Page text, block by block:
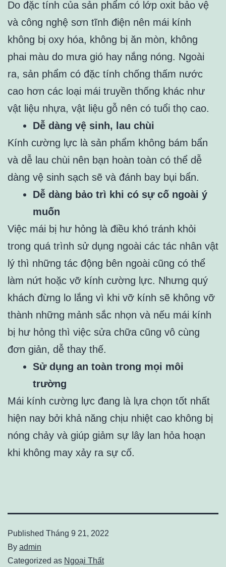
Do đặc tính của sản phẩm có lớp oxit bảo vệ
và công nghệ sơn tĩnh điện nên mái kính
không bị oxy hóa, không bị ăn mòn, không
phai màu do mưa gió hay nắng nóng. Ngoài
ra, sản phẩm có đặc tính chống thấm nước
cao hơn các loại mái truyền thống khác như
vật liệu nhựa, vật liệu gỗ nên có tuổi thọ cao.
Dễ dàng vệ sinh, lau chùi
Kính cường lực là sản phẩm không bám bẩn
và dễ lau chùi nên bạn hoàn toàn có thể dễ
dàng vệ sinh sạch sẽ và đánh bay bụi bẩn.
Dễ dàng bảo trì khi có sự cố ngoài ý
muốn
Việc mái bị hư hỏng là điều khó tránh khỏi
trong quá trình sử dụng ngoài các tác nhân vật
lý thì những tác động bên ngoài cũng có thể
làm nứt hoặc vỡ kính cường lực. Nhưng quý
khách đừng lo lắng vì khi vỡ kính sẽ không vỡ
thành những mảnh sắc nhọn và nếu mái kính
bị hư hỏng thì việc sửa chữa cũng vô cùng
đơn giản, dễ thay thế.
Sử dụng an toàn trong mọi môi
trường
Mái kính cường lực đang là lựa chọn tốt nhất
hiện nay bởi khả năng chịu nhiệt cao không bị
nóng chảy và giúp giảm sự lây lan hỏa hoạn
khi không may xảy ra sự cố.
Published Tháng 9 21, 2022
By admin
Categorized as Ngoại Thất